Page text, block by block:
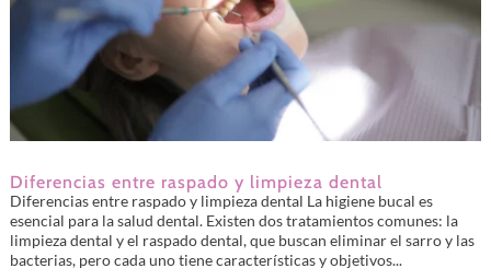
Diferencias entre raspado y limpieza dental
Diferencias entre raspado y limpieza dental La higiene bucal es
esencial para la salud dental. Existen dos tratamientos comunes: la
limpieza dental y el raspado dental, que buscan eliminar el sarro y las
bacterias, pero cada uno tiene características y objetivos...